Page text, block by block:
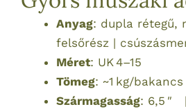
Anyag: dupla rétegű,
felsőrész |
Méret: UK 4–15
Tömeg: ~1 kg/bakancs
Szármagasság: 6,5